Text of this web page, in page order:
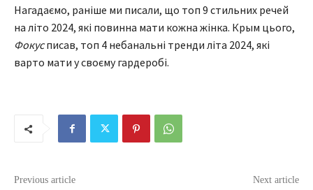
Нагадаємо, раніше ми писали, що топ 9 стильних речей
на літо 2024, які повинна мати кожна жінка. Крым цього,
Фокусписав, топ 4 небанальні тренди літа 2024, які
варто мати у своєму гардеробі.
Previous article Next article